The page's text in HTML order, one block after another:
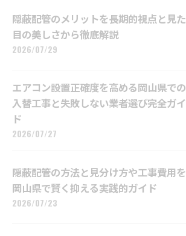
隠蔽配管のメリットを長期的視点と見た
目の美しさから徹底解説
2026/07/29
エアコン設置正確度を高める岡山県での
入替工事と失敗しない業者選び完全ガイ
ド
2026/07/27
隠蔽配管の方法と見分け方や工事費用を
岡山県で賢く抑える実践的ガイド
2026/07/23